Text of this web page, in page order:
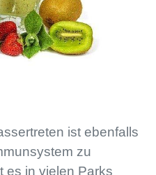
ist ebenfalls
zu
es in vielen Parks